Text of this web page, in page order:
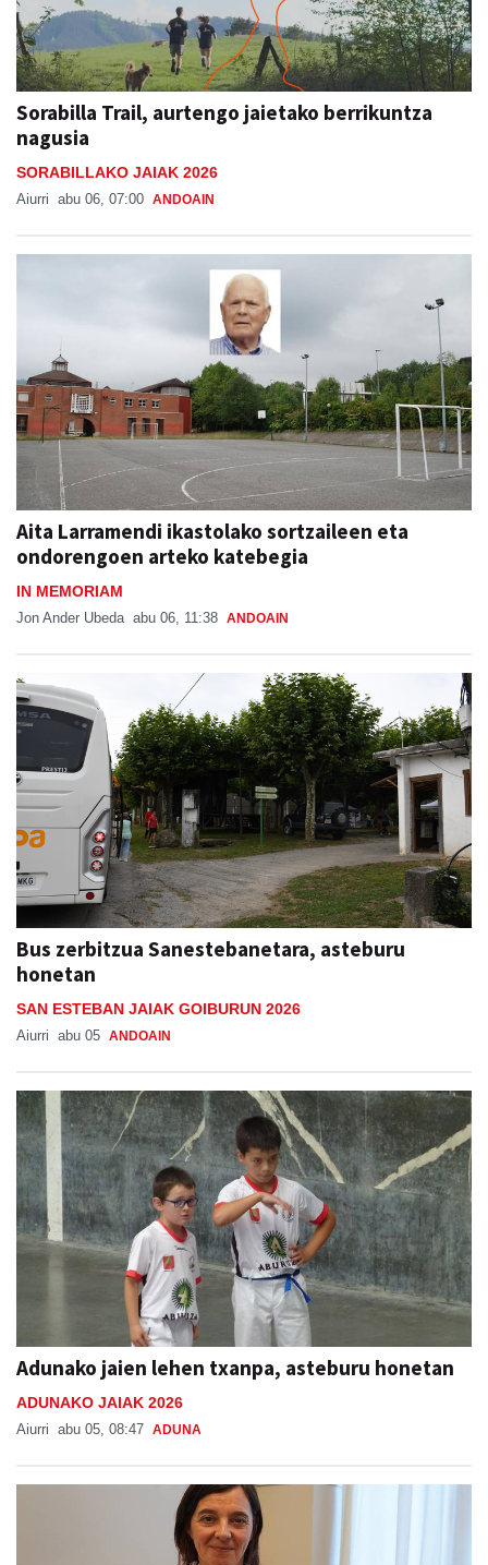
Sorabilla Trail, aurtengo jaietako berrikuntza
nagusia
SORABILLAKO JAIAK 2026
Aiurri abu 06, 07:00 ANDOAIN
Aita Larramendi ikastolako sortzaileen eta
ondorengoen arteko katebegia
IN MEMORIAM
Jon Ander Ubeda abu 06, 11:38 ANDOAIN
Bus zerbitzua Sanestebanetara, asteburu
honetan
SAN ESTEBAN JAIAK GOIBURUN 2026
Aiurri abu 05 ANDOAIN
Adunako jaien lehen txanpa, asteburu honetan
ADUNAKO JAIAK 2026
Aiurri abu 05, 08:47 ADUNA